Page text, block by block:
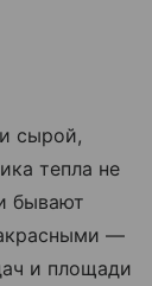
сырой,
тепла не
бывают
—
и площади